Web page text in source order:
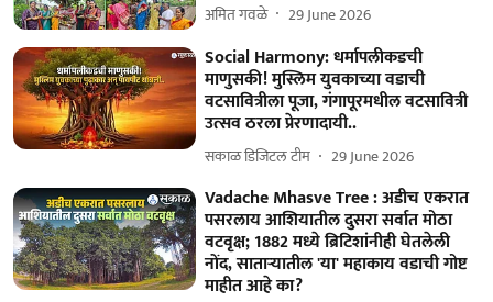
अमित गवळे 29 June 2026
Social Harmony: धर्मापलीकडची
माणुसकी! मुस्लिम युवकाच्या वडाची
वटसावित्रीला पूजा, गंगापूरमधील वटसावित्री
उत्सव ठरला प्रेरणादायी..
सकाळ डिजिटल टीम 29 June 2026
Vadache Mhasve Tree : अडीच एकरात
पसरलाय आशियातील दुसरा सर्वात मोठा
वटवृक्ष; 1882 मध्ये ब्रिटिशांनीही घेतलेली
नोंद, साताऱ्यातील 'या' महाकाय वडाची गोष्ट
माहीत आहे का?